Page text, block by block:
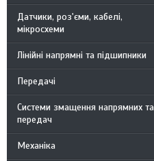
Датчики, роз'єми, кабелі,
мікросхеми
Лінійні напрямні та підшипники
Передачі
Системи змащення напрямних та
передач
Механіка